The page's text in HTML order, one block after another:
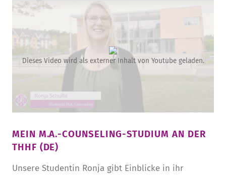
Dieses Video wird als externer Inhalt von Youtube geladen.
MEIN M.A.-COUNSELING-STUDIUM AN DER
THHF (DE)
Unsere Studentin Ronja gibt Einblicke in ihr